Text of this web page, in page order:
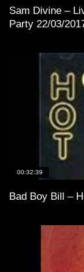
Sam Divine –
Party 22/03/
00:32:39
Bad Boy Bill –